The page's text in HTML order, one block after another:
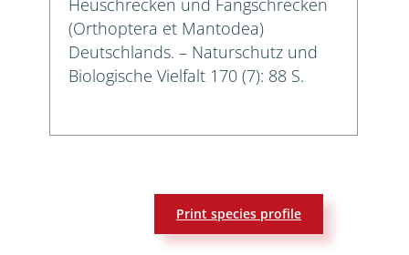
Heuschrecken und Fangschrecken
(Orthoptera et Mantodea)
Deutschlands. – Naturschutz und
Biologische Vielfalt 170 (7): 88 S.
Print species profile